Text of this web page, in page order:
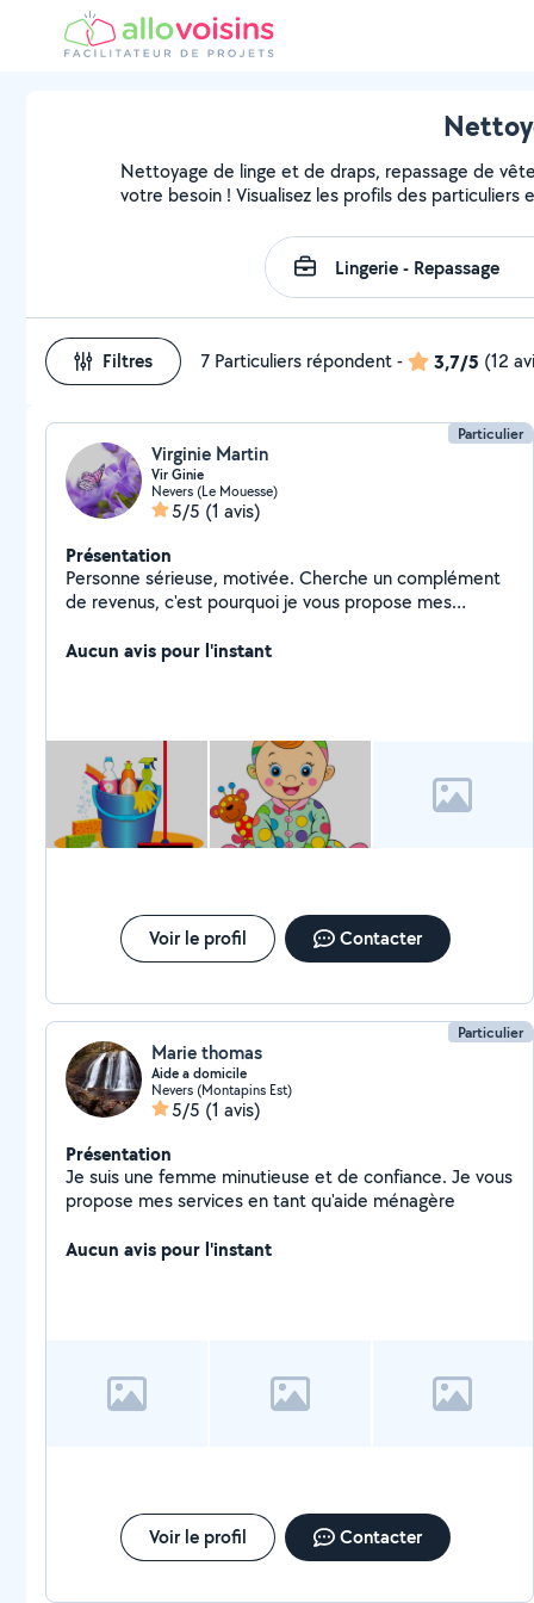
Nettoyage de linge et de draps, repassage de
votre besoin ! Visualisez les profils des
Filtres 7 Particuliers répondent- 3,7/5 (12
Particulier
Virginie Martin
Vir Ginie
Nevers (Le Mouesse)
5/5 (1 avis)
Présentation
Personne sérieuse, motivée. Cherche un complément
de revenus, c'est pourquoi je vous propose mes
Au plaisir
Aucun avis pour l'instant
Voir le profil Contacter
Particulier
Marie thomas
Aide a domicile
Nevers (Montapins Est)
5/5 (1 avis)
Présentation
Je suis une femme minutieuse et de confiance. Je vous
propose mes services en tant qu'aide ménagère
Aucun avis pour l'instant
Voir le profil Contacter